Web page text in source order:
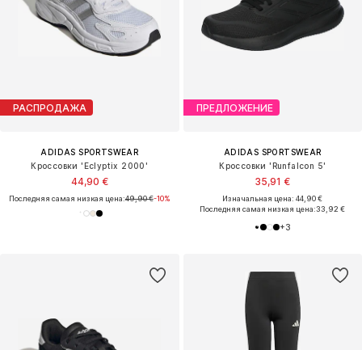
РАСПРОДАЖА
ADIDAS SPORTSWEAR
Кроссовки 'Eclyptix 2000'
44,90 €
Последняя самая низкая цена:49,90 €-10%
ПРЕДЛОЖЕНИЕ
ADIDAS SPORTSWEAR
Кроссовки 'Runfalcon 5'
35,91 €
Изначальная цена: 44,90 €
Последняя самая низкая цена:33,92 €
+3